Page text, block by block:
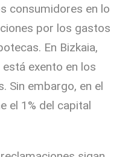
consumidores en lo
por los gastos
En Bizkaia,
exento en los
Sin embargo, en el
el 1% del capital